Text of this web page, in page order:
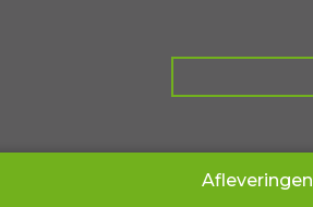
Afleveringen